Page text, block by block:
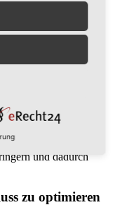
Systemen,
hinaus eingesetzt
wird
Rücksicht auf
es die Logistik- und
eine neue
Bereich kann
und so, u.a.
und dadurch
zu optimieren